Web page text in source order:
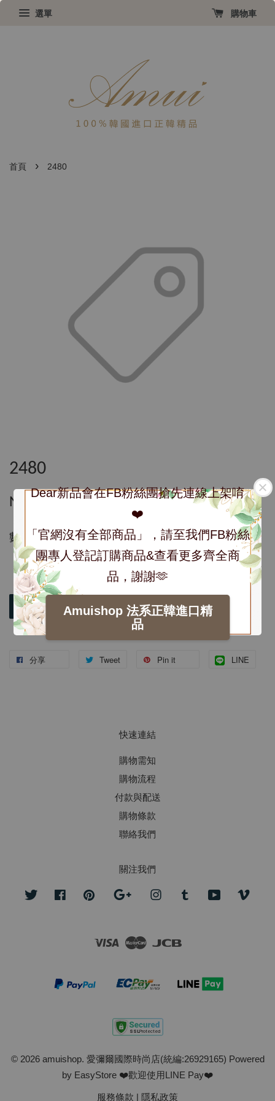
Dear新品會在FB粉絲團搶先連線上架唷
❤️
「官網沒有全部商品」，請至我們FB粉絲
團專人登記訂購商品&查看更多齊全商
品，謝謝🫶
Amuishop 法系正韓進口精
品
選單 購物車
首頁 › 2480
2480
NT$ 2,480
數量
加入購物車
分享 Tweet Pin it LINE
快速連結
購物需知
購物流程
付款與配送
購物條款
聯絡我們
關注我們
Twitter FacebookPinterest Google InstagramTumblr YouTube
Visa Master
© 2026 amuishop. 愛彌爾國際時尚店(統編:26929165) Powered
by EasyStore ❤️歡迎使用LINE Pay❤️
服務條款 | 隱私政策